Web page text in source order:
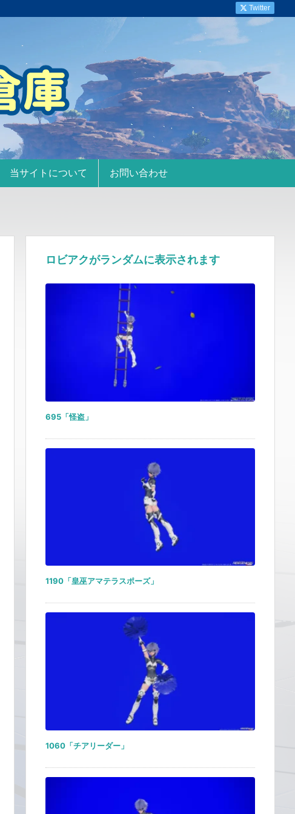
当サイトについて お問い合わせ
Twitter
ロビアクがランダムに表示されます
695「怪盗」
1190「皇巫アマテラスポーズ」
1060「チアリーダー」